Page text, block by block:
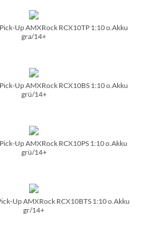
Up AMXRock RCX10TP 1:10 o.Akku
gra/­14+
Up AMXRock RCX10BS 1:10 o.Akku
grü/­14+
Up AMXRock RCX10PS 1:10 o.Akku
grü/­14+
Up AMXRock RCX10BTS 1:10 o.Akku
gr/­14+